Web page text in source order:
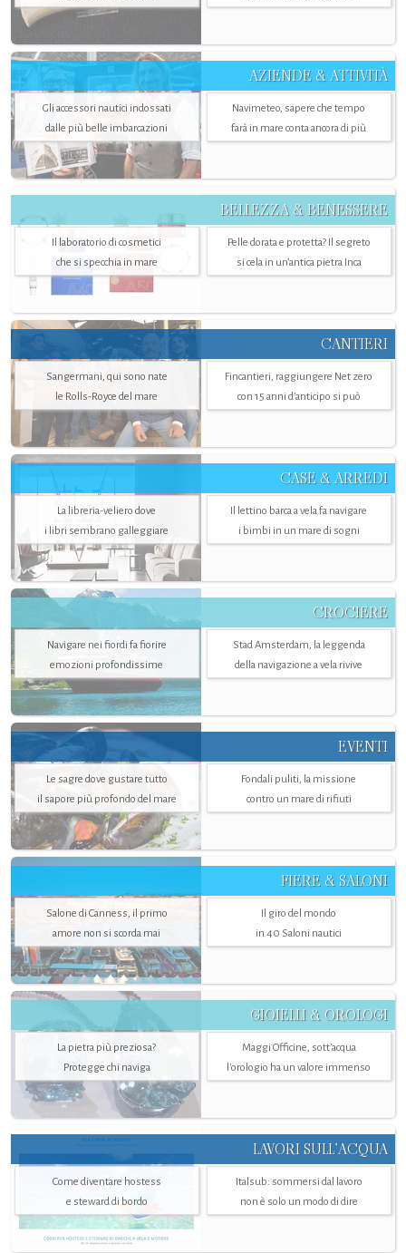
AZIENDE & ATTIVITÀ
Gli accessori nautici indossati
dalle più belle imbarcazioni
Navimeteo, sapere che tempo
farà in mare conta ancora di più
BELLEZZA & BENESSERE
Il laboratorio di cosmetici
che si specchia in mare
Pelle dorata e protetta? Il segreto
si cela in un’antica pietra Inca
CANTIERI
Sangermani, qui sono nate
le Rolls-Royce del mare
Fincantieri, raggiungere Net zero
con 15 anni d'anticipo si può
CASE & ARREDI
La libreria-veliero dove
i libri sembrano galleggiare
Il lettino barca a vela fa navigare
i bimbi in un mare di sogni
CROCIERE
Navigare nei fiordi fa fiorire
emozioni profondissime
Stad Amsterdam, la leggenda
della navigazione a vela rivive
EVENTI
Le sagre dove gustare tutto
il sapore più profondo del mare
Fondali puliti, la missione
contro un mare di rifiuti
FIERE & SALONI
Salone di Canness, il primo
amore non si scorda mai
Il giro del mondo
in 40 Saloni nautici
GIOIELLI & OROLOGI
La pietra più preziosa?
Protegge chi naviga
Maggi Officine, sott’acqua
l'orologio ha un valore immenso
LAVORI SULL’ACQUA
Come diventare hostess
e steward di bordo
Italsub: sommersi dal lavoro
non è solo un modo di dire